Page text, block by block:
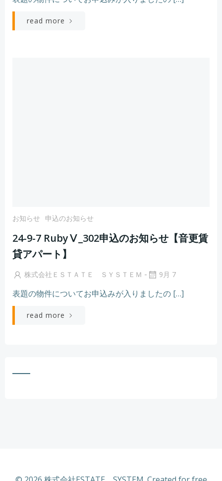
read more
お知らせ 申込のお知らせ
24-9-7 RubyⅤ_302申込のお知らせ【音更賃
貸アパート】
株式会社ＥＳＴＡＴＥ ＳＹＳＴＥＭ - 9月 7
表題の物件についてお申込みが入りましたの […]
read more